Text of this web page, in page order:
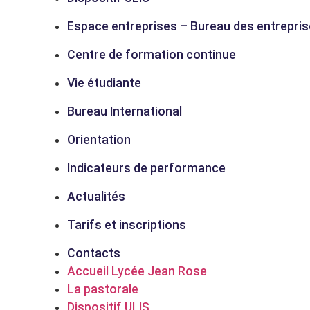
Espace entreprises – Bureau des
Centre de formation continue
Vie étudiante
Bureau International
Orientation
Indicateurs de performance
Actualités
Tarifs et inscriptions
Contacts
Accueil Lycée Jean Rose
La pastorale